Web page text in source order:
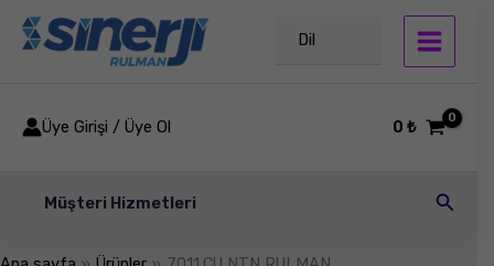
İçeriğe
atla
Dil
Üye Girişi / Üye Ol 0₺
Müşteri Hizmetleri Arama